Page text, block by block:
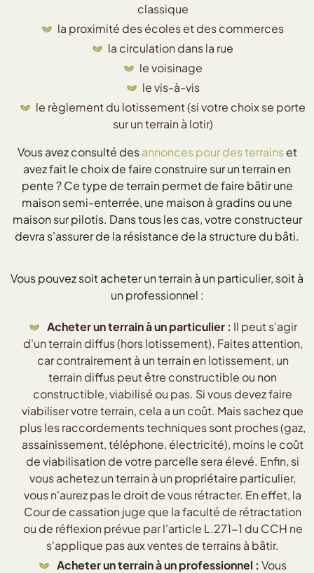
classique
la proximité des écoles et des commerces
la circulation dans la rue
le voisinage
le vis-à-vis
le règlement du lotissement (si votre choix se porte
sur un terrain à lotir)
Vous avez consulté desannonces pour des terrainset
avez fait le choix de faire construire sur un terrain en
pente ? Ce type de terrain permet de faire bâtir une
maison semi-enterrée, une maison à gradins ou une
maison sur pilotis. Dans tous les cas, votre constructeur
devra s'assurer de la résistance de la structure du bâti.
Vous pouvez soit acheter un terrain à un particulier, soit à
un professionnel :
Acheter un terrain à un particulier : Il peut s'agir
d'un terrain diffus (hors lotissement). Faites attention,
car contrairement à un terrain en lotissement, un
terrain diffus peut être constructible ou non
constructible, viabilisé ou pas. Si vous devez faire
viabiliser votre terrain, cela a un coût. Mais sachez que
plus les raccordements techniques sont proches (gaz,
assainissement, téléphone, électricité), moins le coût
de viabilisation de votre parcelle sera élevé. Enfin, si
vous achetez un terrain à un propriétaire particulier,
vous n'aurez pas le droit de vous rétracter. En effet, la
Cour de cassation juge que la faculté de rétractation
ou de réflexion prévue par l'article L.271-1 du CCH ne
s'applique pas aux ventes de terrains à bâtir.
Acheter un terrain à un professionnel : Vous